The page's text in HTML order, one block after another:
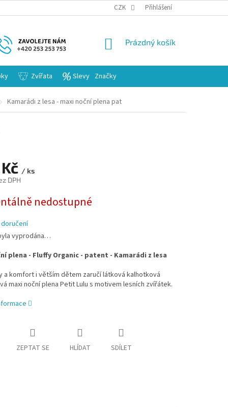
CZK Přihlášení
NÁKUPNÍ
Prázdný košík
Zvířata Slevy Značky
Kamarádi z lesa - maxi noční plena pat
/ ks
DPH
nedostupné
vyprodána…
plena - Fluffy Organic - patent - Kamarádi z lesa
a komfort i větším dětem zaručí látková kalhotková
maxi noční plena Petit Lulu s motivem lesních zvířátek.
ZEPTAT SE HLÍDAT SDÍLET